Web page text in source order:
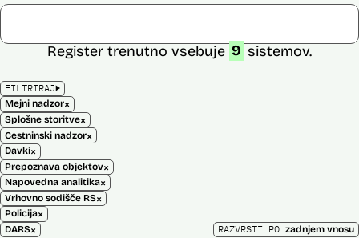
FILTRIRAJ
Mejni nadzor×
Splošne storitve×
Cestninski nadzor×
Davki×
Prepoznava objektov×
Napovedna analitika×
Vrhovno sodišče RS×
Policija×
DARS×
Register trenutno vsebuje 9 sistemov.
RAZVRSTI PO:zadnjem vnosu